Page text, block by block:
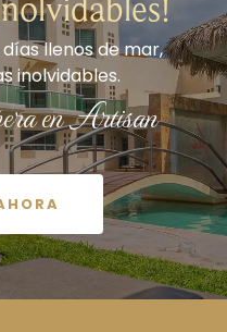
llenos de mar,
inolvidables.
en Artisan